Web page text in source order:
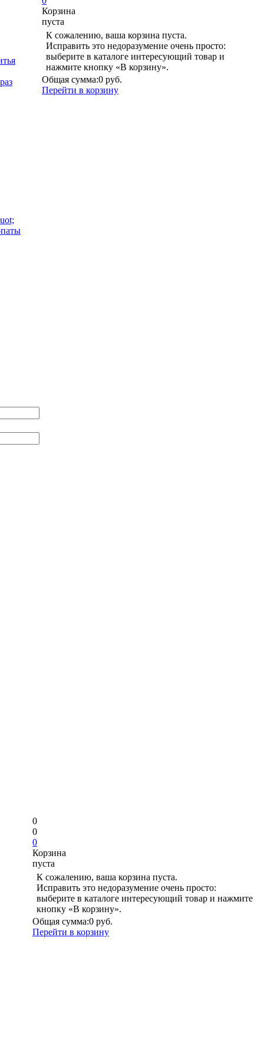
Корзина
пуста
К сожалению, ваша корзина пуста.
Исправить это недоразумение очень просто:
выберите в каталоге интересующий товар и
нажмите кнопку «В корзину».
Общая сумма:0 руб.
Перейти в корзину
0
0
0
Корзина
пуста
К сожалению, ваша корзина пуста.
Исправить это недоразумение очень просто:
выберите в каталоге интересующий товар и нажмите
кнопку «В корзину».
Общая сумма:0 руб.
Перейти в корзину